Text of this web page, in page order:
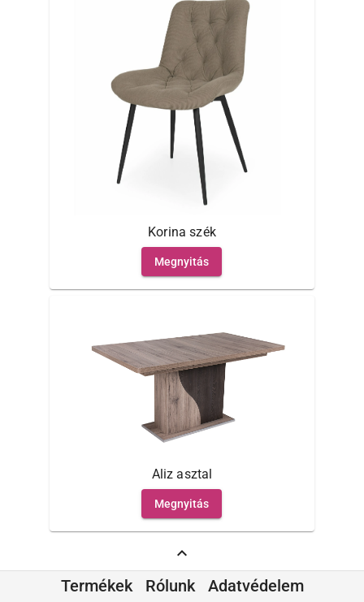
Korina szék
Megnyitás
Aliz asztal
Megnyitás
expand_less
Termékek
Rólunk Adatvédelem